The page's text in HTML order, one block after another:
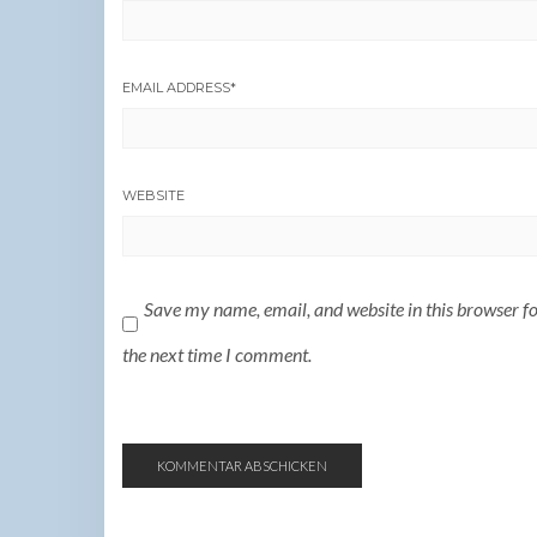
EMAIL ADDRESS*
WEBSITE
Save my name, email, and website in this browser
the next time I comment.